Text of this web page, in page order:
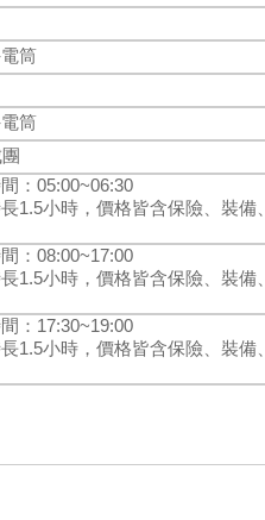
筒
筒
：05:00~06:30
1.5小時，價格皆含保險、裝備、
：08:00~17:00
1.5小時，價格皆含保險、裝備、
：17:30~19:00
1.5小時，價格皆含保險、裝備、